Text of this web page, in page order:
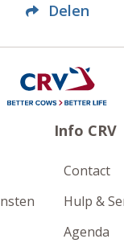
Delen
Info CRV
Contact
Hulp &
Agenda